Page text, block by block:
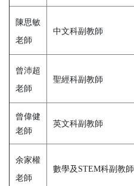
陳思敏
老師
中文科副教師
曾沛超
老師
聖經科副教師
曾偉健
老師
英文科副教師
余家權
老師
數學及STEM科副教師